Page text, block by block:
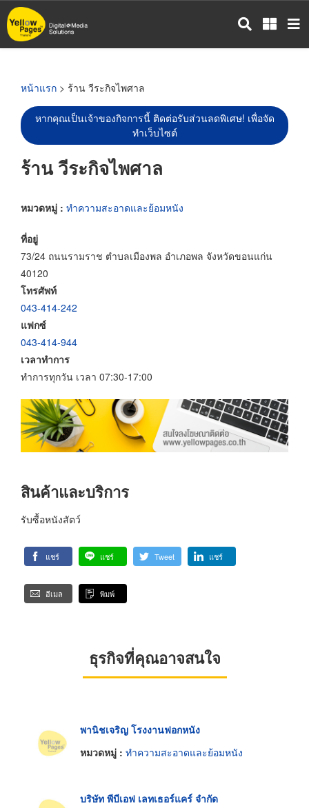
ข้าม
ไป
หน้าแรก > ร้าน วีระกิจไพศาล
หากคุณเป็นเจ้าของกิจการนี้ ติดต่อรับส่วนลดพิเศษ! เพื่อจัด
ทำเว็บไซต์
ร้าน วีระกิจไพศาล
หมวดหมู่ : ทำความสะอาดและย้อมหนัง
ที่อยู่
73/24 ถนนรามราช ตำบลเมืองพล อำเภอพล จังหวัดขอนแก่น
40120
โทรศัพท์
043-414-242
แฟกซ์
043-414-944
เวลาทำการ
ทำการทุกวัน เวลา 07:30-17:00
สินค้าและบริการ
รับซื้อหนังสัตว์
แชร์ แชร์ Tweet แชร์
อีเมล พิมพ์
ธุรกิจที่คุณอาจสนใจ
พานิชเจริญ โรงงานฟอกหนัง
หมวดหมู่ : ทำความสะอาดและย้อมหนัง
บริษัท พีบีเอฟ เลทเธอร์แคร์ จำกัด